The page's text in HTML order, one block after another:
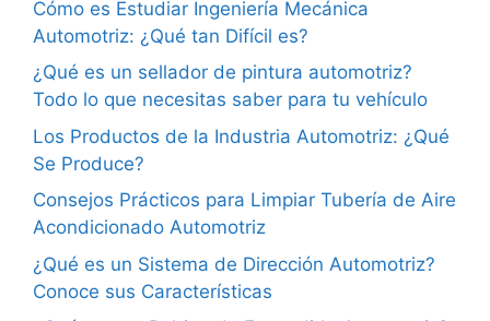
Cómo es Estudiar Ingeniería Mecánica
Automotriz: ¿Qué tan Difícil es?
¿Qué es un sellador de pintura automotriz?
Todo lo que necesitas saber para tu vehículo
Los Productos de la Industria Automotriz: ¿Qué
Se Produce?
Consejos Prácticos para Limpiar Tubería de Aire
Acondicionado Automotriz
¿Qué es un Sistema de Dirección Automotriz?
Conoce sus Características